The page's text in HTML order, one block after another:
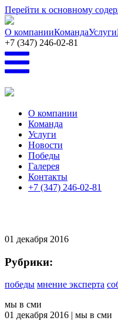
Перейти к основному
О компанииКомандаУслуги
+7 (347) 246-02-81
О компании
Команда
Услуги
Новости
Победы
Галерея
Контакты
+7 (347) 246-02-81
01 декабря 2016
Рубрики:
победы мнение эксперта
мы в сми
01 декабря 2016 | мы в сми